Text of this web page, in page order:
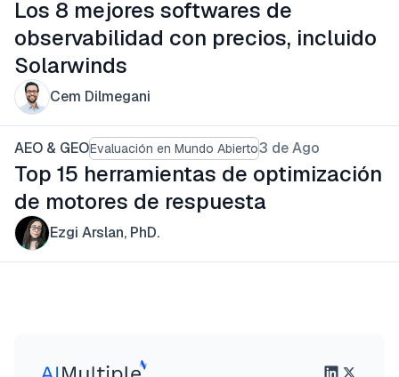
Los 8 mejores softwares de
observabilidad con precios, incluido
Solarwinds
Cem Dilmegani
AEO & GEOEvaluación en Mundo Abierto3 de Ago
Top 15 herramientas de optimización
de motores de respuesta
Ezgi Arslan, PhD.